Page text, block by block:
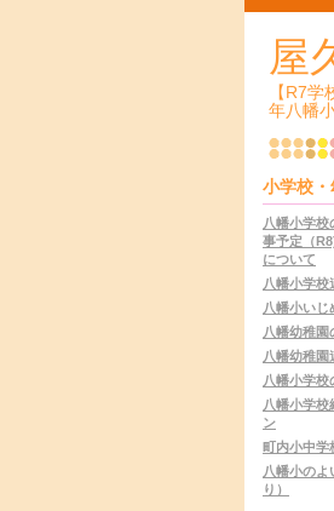
屋
【R7
年八幡
小学校
八幡小学校
事予定（
について
八幡小学校
八幡小いじ
八幡幼稚園
八幡幼稚園
八幡小学校
八幡小学校
ン
町内小中学
八幡小のよ
り）